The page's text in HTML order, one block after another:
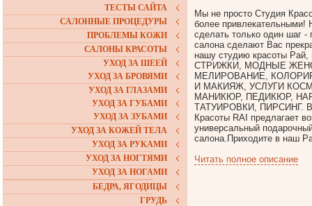
ТЕСТЫ САЙТА
САЛОННЫЕ ПРОЦЕДУРЫ
ПРОБЛЕМЫ КОЖИ
САЛОНЫ КРАСОТЫ
УХОД ЗА ШЕЕЙ
УХОД ЗА БРОВЯМИ
УХОД ЗА ГЛАЗАМИ
УХОД ЗА ГУБАМИ
УХОД ЗА ЗУБАМИ
УХОД ЗА КОЖЕЙ ТЕЛА
УХОД ЗА РУКАМИ
УХОД ЗА НОГТЯМИ
УХОД ЗА НОГАМИ
БЕДРА, ЯГОДИЦЫ
ГРУДЬ
Мы не просто Студия
более привлекательными!
сделать только один шаг -
салона сделают Вас
нашу студию красоты
СТРИЖКИ, МОДНЫЕ
МЕЛИРОВАНИЕ,
И МАКИЯЖ, УСЛУГИ
МАНИКЮР, ПЕДИКЮР,
ТАТУИРОВКИ, ПИРСИНГ.
Красоты RAI предлагает
универсальный
салона.Приходите в наш
Читать полное описание